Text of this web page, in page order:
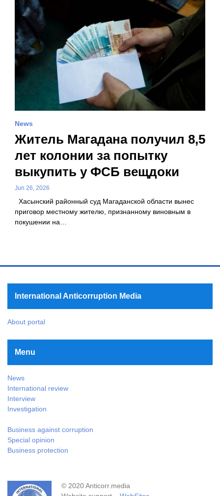
News
Житель Магадана получил 8,5
лет колонии за попытку
выкупить у ФСБ вещдоки
Jun 26, 2026
Хасынский районный суд Магаданской области вынес
приговор местному жителю, признанному виновным в
покушении на…
International Anticorruption Media
About portal
Menu
News
International review
Interview
Investigation
Business against corruption
Special opinion
Business protection
© 2020 Anticorr.media